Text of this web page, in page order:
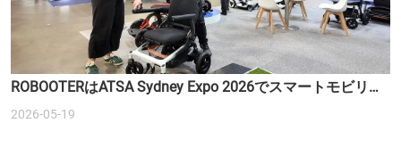
ROBOOTERはATSA Sydney Expo 2026でスマートモビリテ
ィソリューションを紹介します
2026-05-19